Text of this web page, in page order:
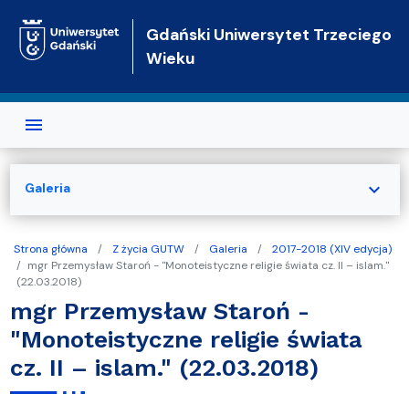
Gdański Uniwersytet Trzeciego
Wieku
Strona główna Z życia GUTW Galeria
2017-2018 (XIV edycja)
mgr Przemysław Staroń - "Monoteistyczne religie świata cz. II – islam."
(22.03.2018)
mgr Przemysław Staroń -
"Monoteistyczne religie świata
cz. II – islam." (22.03.2018)
Galeria expand_more